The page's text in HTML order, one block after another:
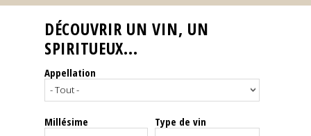
Reportages
Nos
Spiritueux
DÉCOUVRIR UN VIN, UN
SPIRITUEUX...
Appellation
Millésime Type de vin